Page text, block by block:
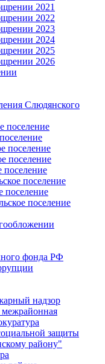
2021
2022
2023
2024
2025
2026
Слюдянского
поселение
поселение
поселение
поселение
поселение
поселение
поселение
фонда РФ
надзор
межрайонная
защиты
району"